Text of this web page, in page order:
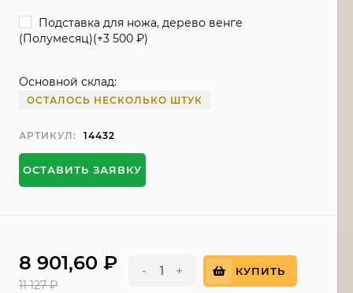
Подставка для ножа, дерево венге
(Полумесяц)(+3 500₽)
Основной склад:
ОСТАЛОСЬ НЕСКОЛЬКО ШТУК
АРТИКУЛ: 14432
ОСТАВИТЬ ЗАЯВКУ
8 901,60₽
11 127₽
- + КУПИТЬ